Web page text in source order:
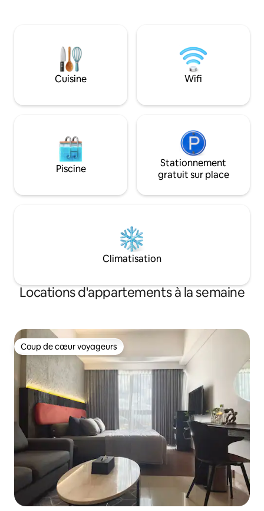
- Wi-Fi - climatisation ; - Douche chaude -
réfrigérateur ; -micro-onde - Cuisinière
électrique -bouilloire - évier de cuisine ;
- équipement de cuisine de base - fer à
Pas de petit-déjeuner.
Internet rapide.
comprennent un
forme et une
rendant chaque
Cuisine Wifi
Piscine
Stationnement
gratuit sur place
Climatisation
Locations d'appartements à la semaine
Coup de cœur voyageurs
Coup de cœur voyageurs